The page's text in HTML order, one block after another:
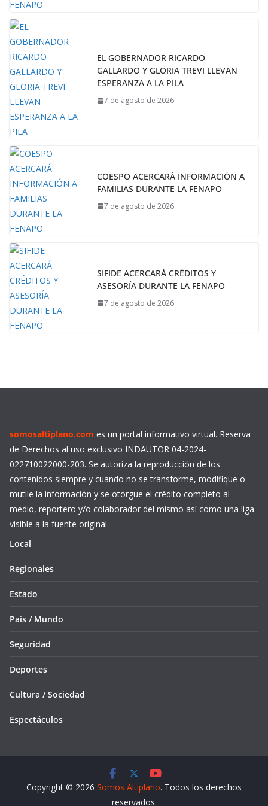
EL GOBERNADOR RICARDO
GALLARDO Y GLORIA TREVI LLEVAN
ESPERANZA A LA PILA
7 de agosto de 2026
COESPO ACERCARÁ INFORMACIÓN A
FAMILIAS DURANTE LA FENAPO
7 de agosto de 2026
SIFIDE ACERCARÁ CRÉDITOS Y
ASESORÍA DURANTE LA FENAPO
7 de agosto de 2026
somosaltiplano.com es un portal informativo virtual. Reserva
de Derechos al uso exclusivo INDAUTOR 04-2024-
022710022000-203. Se autoriza la reproducción de los
contenidos siempre y cuando no se transforme, modifique o
mutile la información y se otorgue el crédito completo al
medio, reportero y/o colaborador del mismo así como una liga
visible a la fuente original.
Local
Regionales
Estado
País / Mundo
Seguridad
Deportes
Cultura / Sociedad
Espectáculos
Copyright © 2026 Somos Altiplano. Todos los derechos
reservados.